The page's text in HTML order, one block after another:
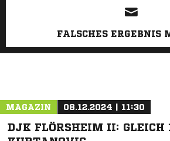
FALSCHES ERGEBNIS
MAGAZIN 08.12.2024 | 11:30
DJK FLÖRSHEIM II: